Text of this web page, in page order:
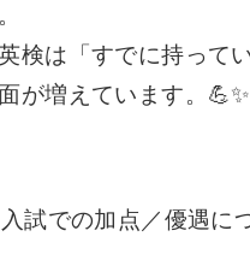
検は「すでに持って
が増えています。💪✨
試での加点／優遇に